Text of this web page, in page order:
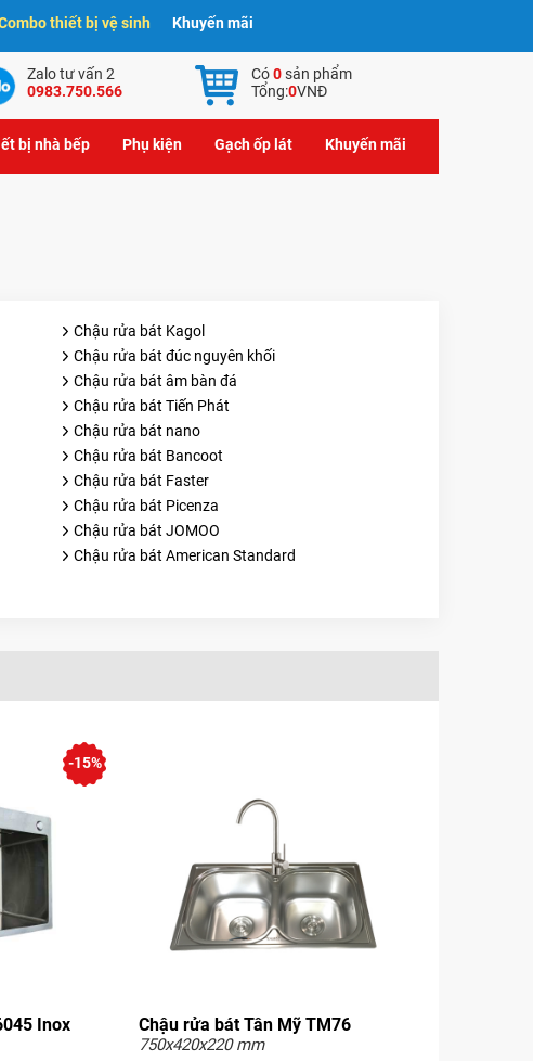
thiết bị vệ sinh Khuyến mãi
Zalo tư vấn 2
0983.750.566
Có0sản phẩm
Tổng:0VNĐ
bị nhà bếp Phụ kiện Gạch ốp lát Khuyến mãi
Chậu rửa bát Kagol
Chậu rửa bát đúc nguyên khối
Chậu rửa bát âm bàn đá
Chậu rửa bát Tiến Phát
Chậu rửa bát nano
Chậu rửa bát Bancoot
Chậu rửa bát Faster
Chậu rửa bát Picenza
Chậu rửa bát JOMOO
Chậu rửa bát American Standard
Inox
-15%
Chậu rửa bát Tân Mỹ TM76
750x420x220 mm